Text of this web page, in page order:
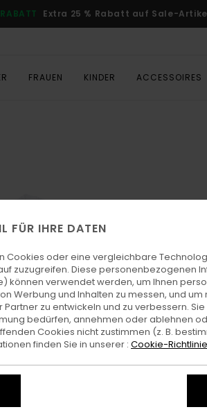
Extra 25 % Rabatt auf Sale-
FRAUEN KINDER ACCESSOIRES
FÜR IHRE DATEN
Cookies oder eine vergleichbare
zuzugreifen. Diese personenbezogenen
können verwendet werden, um Ihnen
Werbung und Inhalten zu messen, und um
zu entwickeln und zu verbessern.
bedürfen, annehmen oder ablehnen
Cookies nicht zustimmen (z. B.
finden Sie in unserer : Cookie-Richtlinie